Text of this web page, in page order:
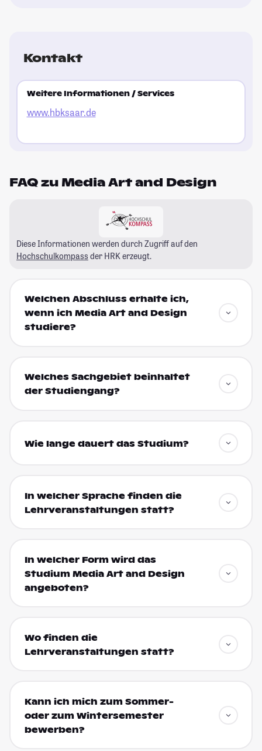
Kontakt
Weitere Informationen / Services
www.hbksaar.de
FAQ zu Media Art and Design
Diese Informationen werden durch Zugriff auf den
Hochschulkompass der HRK erzeugt.
Welchen Abschluss erhalte ich,
wenn ich Media Art and Design
studiere?
Welches Sachgebiet beinhaltet
der Studiengang?
Wie lange dauert das Studium?
In welcher Sprache finden die
Lehrveranstaltungen statt?
In welcher Form wird das
Studium Media Art and Design
angeboten?
Wo finden die
Lehrveranstaltungen statt?
Kann ich mich zum Sommer-
oder zum Wintersemester
bewerben?